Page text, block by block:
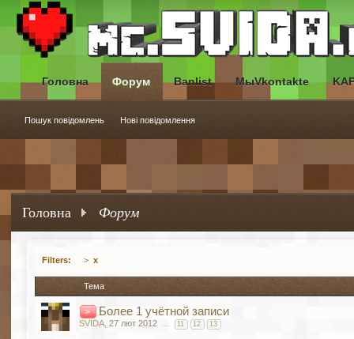
Головна Форум
Filters: > x
Тема
> Более 1 учётной записи
SVIDA ,27 лют 2012 ... 11 12 13
Головна Форум
Пошук повідомлень Нові повідомлення
Banlist МыVkontakte